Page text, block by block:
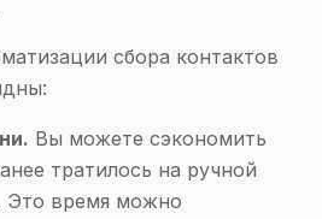
сбора контактов
Вы можете сэкономить
тратилось на ручной
Это время можно